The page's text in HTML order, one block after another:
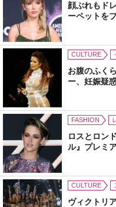
顔ぶれもド
ーペットを
CULTURE
お腹のふく
ー、妊娠疑
FASHION
ロスとロン
ル』プレミ
CULTURE
ヴィクトリ